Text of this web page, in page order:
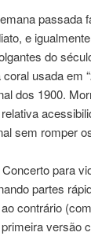
passada
e
do
coral usada em
dos 1900.
sem romper
para
partes
contrário
versão